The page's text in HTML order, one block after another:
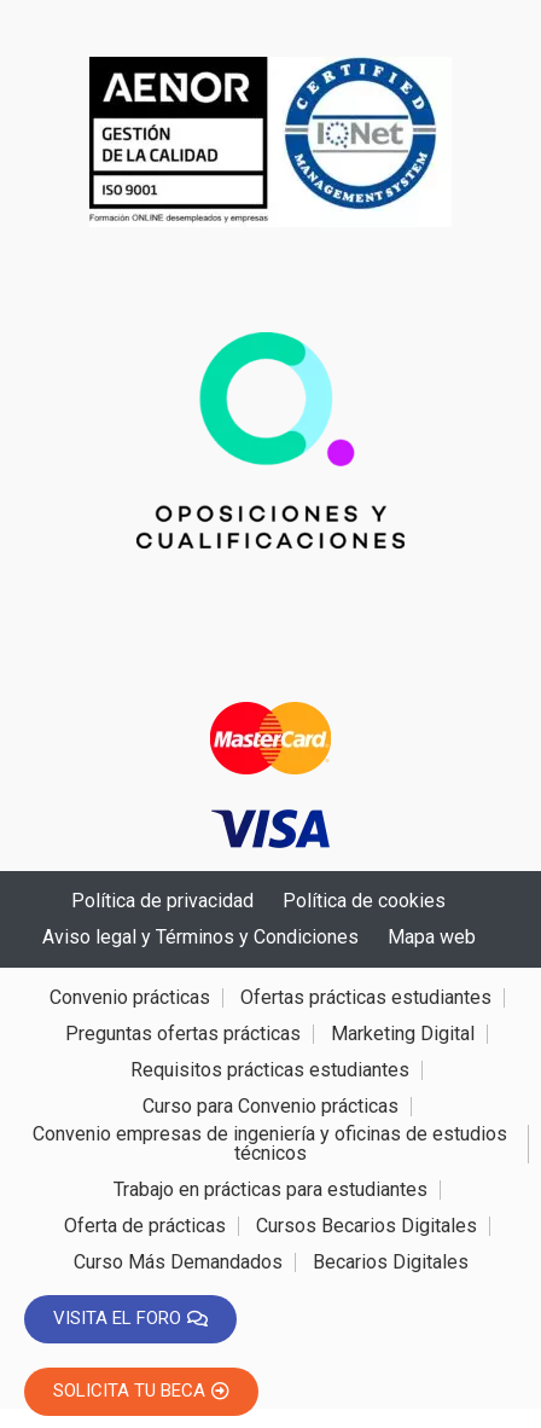
Política de privacidad
Política de cookies
Aviso legal y Términos y Condiciones
Mapa web
VISITA EL FORO
SOLICITA TU BECA
Convenio prácticas
Ofertas prácticas estudiantes
Preguntas ofertas prácticas
Marketing Digital
Requisitos prácticas estudiantes
Curso para Convenio prácticas
Convenio empresas de ingeniería y oficinas de estudios
técnicos
Trabajo en prácticas para estudiantes
Oferta de prácticas
Cursos Becarios Digitales
Curso Más Demandados
Becarios Digitales
Becarios Digitales